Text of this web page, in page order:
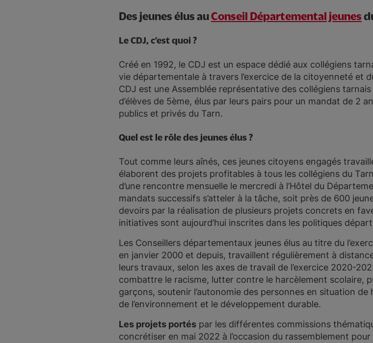
Des jeunes élus auConseil Départemental jeunes
Le CDJ, c’est quoi ?
Créé en 1992, le CDJ est un espace dédié aux collégiens
vie départementale à travers l’exercice de la citoyenneté et
CDJ est une Assemblée représentative des collégiens
d’élèves de 5ème, élus par leurs pairs pour un mandat de 2
publics et privés du Tarn.
Quel est le rôle des jeunes élus ?
Tout comme leurs aînés, ces jeunes citoyens engagés
élaborent des projets profitables à tous les collégiens du
d’une rencontre mensuelle le mercredi à l’Hôtel du
mandats successifs s’atteler à la tâche, soit près de 600
devoirs par la réalisation de plusieurs projets concrets en
initiatives sont aujourd’hui inscrites dans les politiques
Les Conseillers départementaux jeunes élus au titre du
en janvier 2000 et depuis, travaillent régulièrement à
leurs travaux, selon les axes de travail de l’exercice 2020-
combattre le racisme, lutter contre le harcèlement scolaire,
garçons, soutenir l’autonomie des personnes en situation
de l’environnement et le développement durable.
Les projets portés par les différentes commissions
concrétiser en mai 2022 à l’occasion du rassemblement